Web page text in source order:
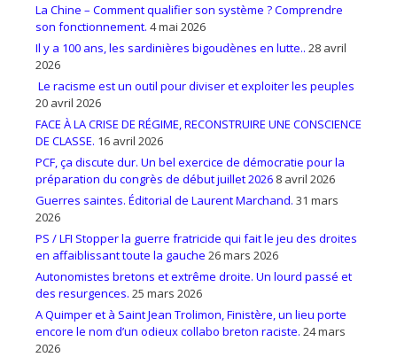
La Chine – Comment qualifier son système ? Comprendre
son fonctionnement. 4 mai 2026
Il y a 100 ans, les sardinières bigoudènes en lutte.. 28 avril
2026
Le racisme est un outil pour diviser et exploiter les peuples
20 avril 2026
FACE À LA CRISE DE RÉGIME, RECONSTRUIRE UNE CONSCIENCE
DE CLASSE. 16 avril 2026
PCF, ça discute dur. Un bel exercice de démocratie pour la
préparation du congrès de début juillet 2026 8 avril 2026
Guerres saintes. Éditorial de Laurent Marchand. 31 mars
2026
PS / LFI Stopper la guerre fratricide qui fait le jeu des droites
en affaiblissant toute la gauche 26 mars 2026
Autonomistes bretons et extrême droite. Un lourd passé et
des resurgences. 25 mars 2026
A Quimper et à Saint Jean Trolimon, Finistère, un lieu porte
encore le nom d’un odieux collabo breton raciste. 24 mars
2026